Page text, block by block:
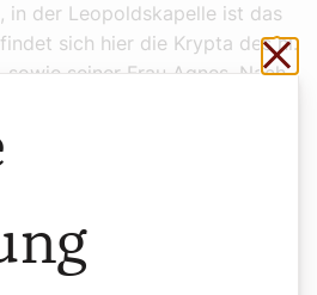
in der Leopoldskapelle ist das
sich hier die Krypta des hl.
seiner Frau Agnes. Nach
den Kanon der Heiligen
und in einen prächtigen
musste aber im
werden und so wurde
verglaster Schrein
den Verduner Altar stellte.
Altar der schönste